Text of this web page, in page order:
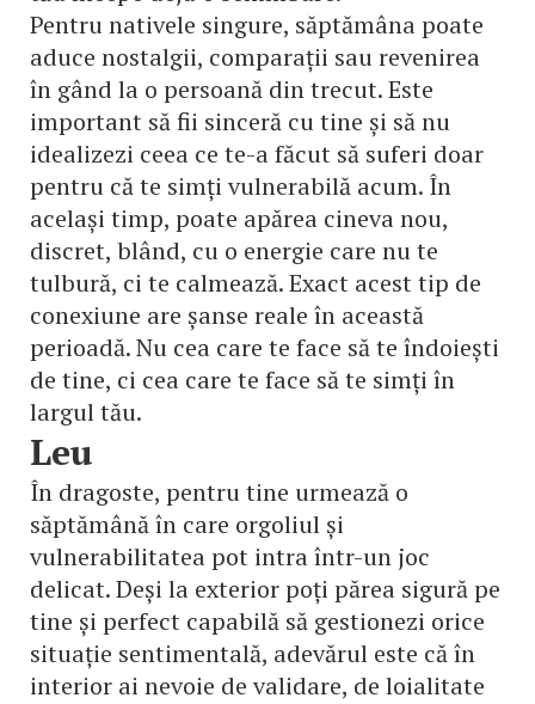
Pentru nativele singure, săptămâna poate
aduce nostalgii, comparații sau revenirea
în gând la o persoană din trecut. Este
important să fii sinceră cu tine și să nu
idealizezi ceea ce te-a făcut să suferi doar
pentru că te simți vulnerabilă acum. În
același timp, poate apărea cineva nou,
discret, blând, cu o energie care nu te
tulbură, ci te calmează. Exact acest tip de
conexiune are șanse reale în această
perioadă. Nu cea care te face să te îndoiești
de tine, ci cea care te face să te simți în
largul tău.
Leu
În dragoste, pentru tine urmează o
săptămână în care orgoliul și
vulnerabilitatea pot intra într-un joc
delicat. Deși la exterior poți părea sigură pe
tine și perfect capabilă să gestionezi orice
situație sentimentală, adevărul este că în
interior ai nevoie de validare, de loialitate